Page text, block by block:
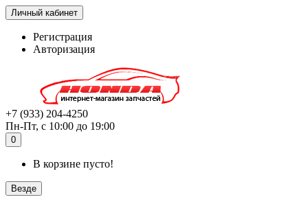
Личный кабинет
Регистрация
Авторизация
+7 (933) 204-4250
Пн-Пт, с 10:00 до 19:00
0
В корзине пусто!
Везде